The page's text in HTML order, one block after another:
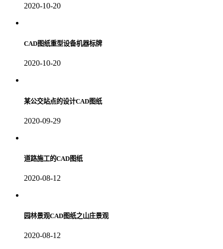
2020-10-20
CAD图纸重型设备机器标牌
2020-10-20
某公交站点的设计CAD图纸
2020-09-29
道路施工的CAD图纸
2020-08-12
园林景观CAD图纸之山庄景观
2020-08-12